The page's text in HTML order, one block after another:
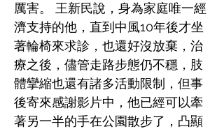
厲害。 王新民說，身為家庭唯一經
濟支持的他，直到中風10年後才坐
著輪椅來求診，也還好沒放棄，治
療之後，儘管走路步態仍不穩，肢
體攣縮也還有諸多活動限制，但事
後寄來感謝影片中，他已經可以牽
著另一半的手在公園散步了，凸顯